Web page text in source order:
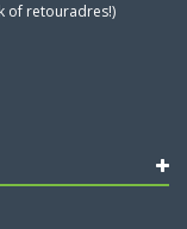
of retouradres!)